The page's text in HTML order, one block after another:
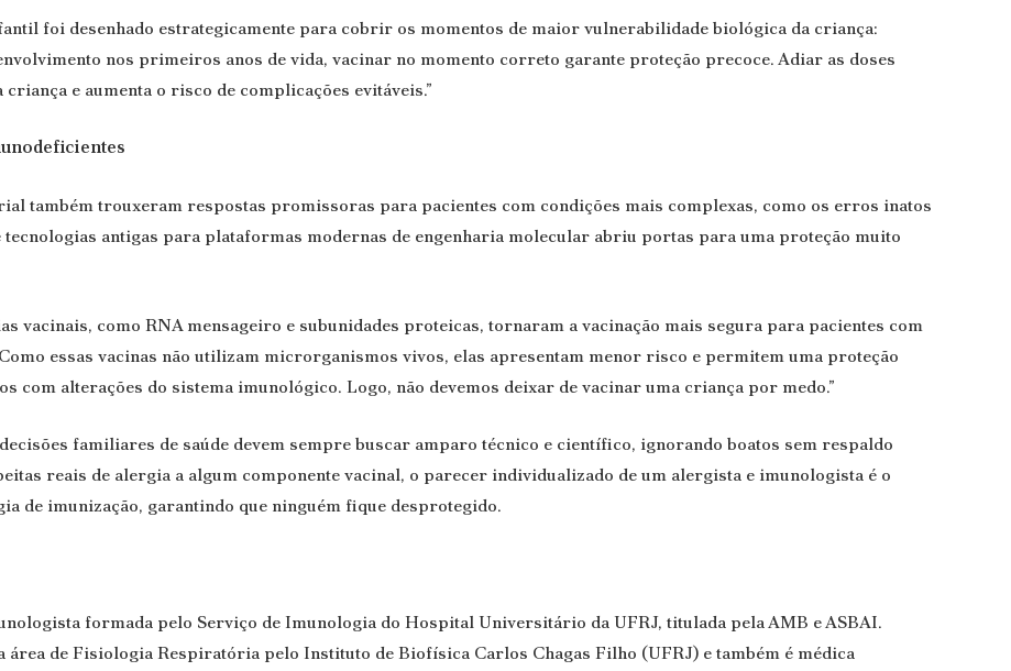
foi desenhado estrategicamente para cobrir os momentos de maior vulnerabilidade biológica da criança:
nos primeiros anos de vida, vacinar no momento correto garante proteção precoce. Adiar as doses
e aumenta o risco de complicações evitáveis.”
também trouxeram respostas promissoras para pacientes com condições mais complexas, como os erros inatos
antigas para plataformas modernas de engenharia molecular abriu portas para uma proteção muito
vacinais, como RNA mensageiro e subunidades proteicas, tornaram a vacinação mais segura para pacientes com
essas vacinas não utilizam microrganismos vivos, elas apresentam menor risco e permitem uma proteção
com alterações do sistema imunológico. Logo, não devemos deixar de vacinar uma criança por medo.”
familiares de saúde devem sempre buscar amparo técnico e científico, ignorando boatos sem respaldo
reais de alergia a algum componente vacinal, o parecer individualizado de um alergista e imunologista é o
de imunização, garantindo que ninguém fique desprotegido.
formada pelo Serviço de Imunologia do Hospital Universitário da UFRJ, titulada pela AMB e ASBAI.
área de Fisiologia Respiratória pelo Instituto de Biofísica Carlos Chagas Filho (UFRJ) e também é médica